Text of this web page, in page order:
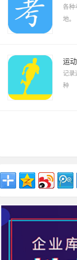
各种
地。
运
记录
种